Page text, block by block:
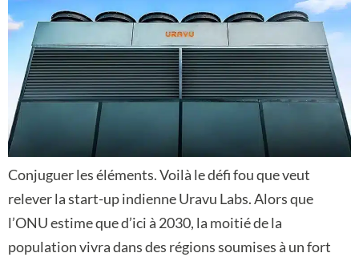
Conjuguer les éléments. Voilà le défi fou que veut
relever la start-up indienne Uravu Labs. Alors que
l’ONU estime que d’ici à 2030, la moitié de la
population vivra dans des régions soumises à un fort